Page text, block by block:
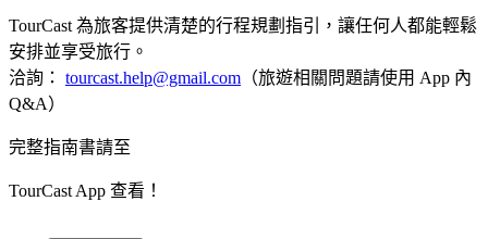
TourCast 為旅客提供清楚的行程規劃指引，讓任何人都能輕鬆
安排並享受旅行。
洽詢： tourcast.help@gmail.com （旅遊相關問題請使用 App 內
Q&A）
完整指南書請至
TourCast App 查看！